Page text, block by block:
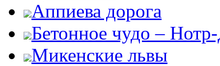
Аппиева дорога
Бетонное чудо –
Микенские львы